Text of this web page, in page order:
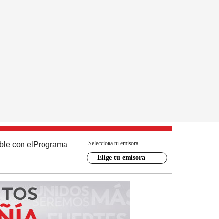
con el Programa Selecciona tu emisora
Elige tu emisora